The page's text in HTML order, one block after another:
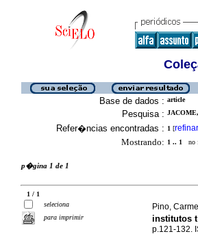
Base de dados : article
Pesquisa :
Refer�ncias encontradas : 1 [refinar
Mostrando: 1 .. 1 no
p�gina 1 de 1
1 / 1
seleciona
para imprimir
Pino,
institutos
p.121-132.